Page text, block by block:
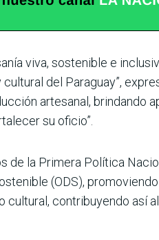
viva, sostenible e
del Paraguay”,
artesanal, brindando
su oficio”.
de la Primera Política
(ODS),
contribuyendo así